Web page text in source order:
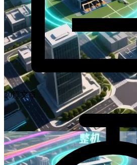
30篇文章